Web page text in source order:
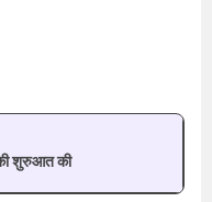
की शुरुआत की